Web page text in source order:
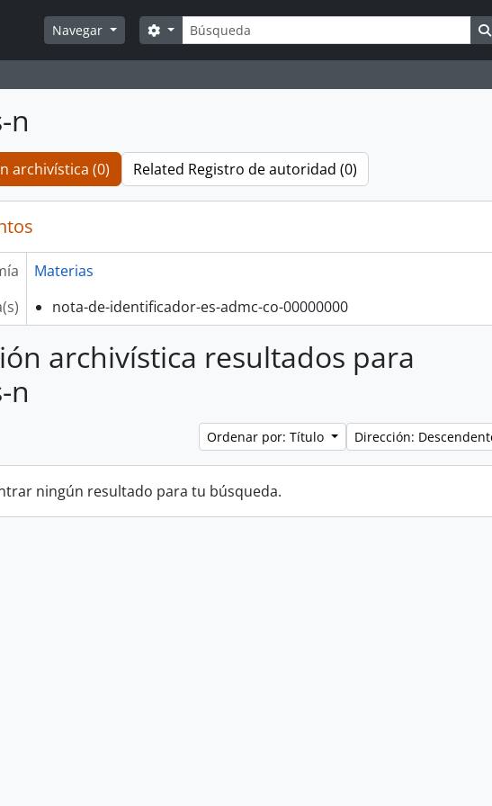
Navegar
Búsqueda
Search options
n
archivística (0) Related Registro de autoridad (0)
Materias
nota-de-identificador-es-admc-co-00000000
archivística resultados para
n
Ordenar por: Título Dirección:
ningún resultado para tu búsqueda.